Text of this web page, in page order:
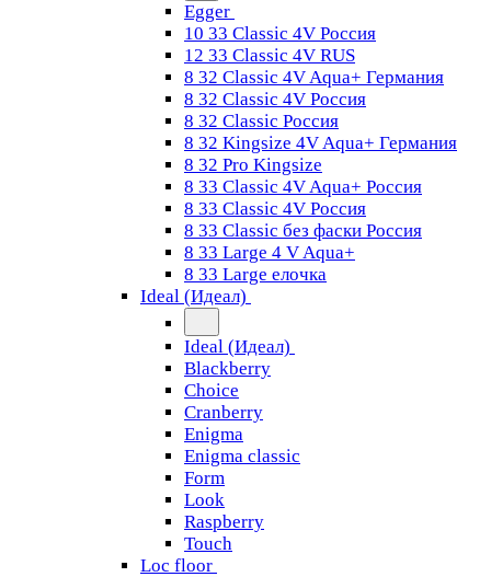
Egger
10 33 Classic 4V Россия
12 33 Classic 4V RUS
8 32 Classic 4V Aqua+ Германия
8 32 Classic 4V Россия
8 32 Classic Россия
8 32 Kingsize 4V Aqua+ Германия
8 32 Pro Kingsize
8 33 Classic 4V Aqua+ Россия
8 33 Classic 4V Россия
8 33 Classic без фаски Россия
8 33 Large 4 V Aqua+
8 33 Large елочка
Ideal (Идеал)
Ideal (Идеал)
Blackberry
Choice
Cranberry
Enigma
Enigma classic
Form
Look
Raspberry
Touch
Loc floor